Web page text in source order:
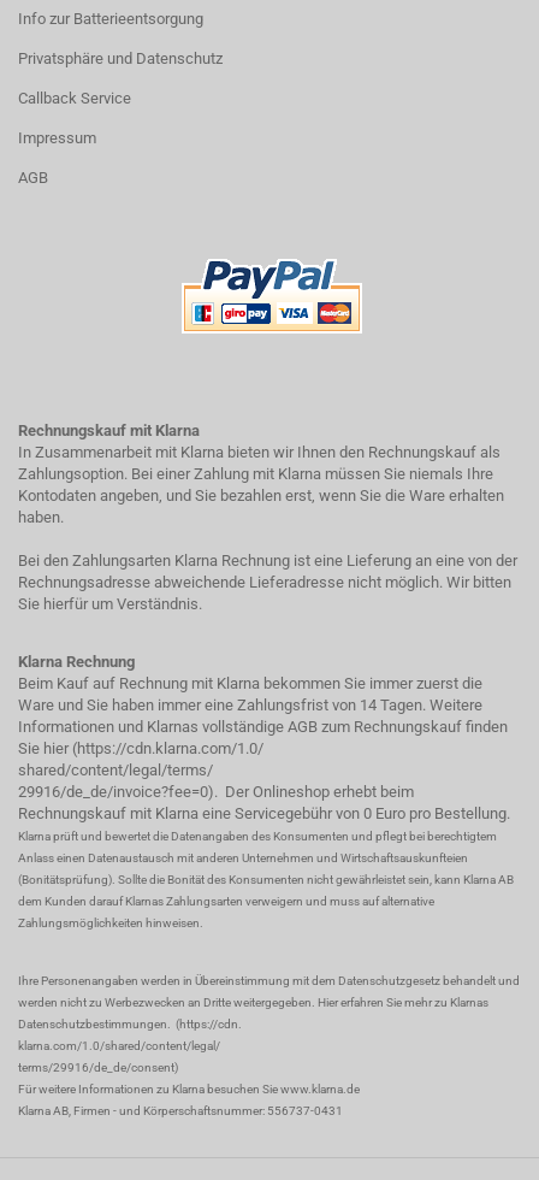
Info zur Batterieentsorgung
Privatsphäre und Datenschutz
Callback Service
Impressum
AGB
Rechnungskauf mit Klarna
In Zusammenarbeit mit Klarna bieten wir Ihnen den Rechnungskauf als
Zahlungsoption. Bei einer Zahlung mit Klarna müssen Sie niemals Ihre
Kontodaten angeben, und Sie bezahlen erst, wenn Sie die Ware erhalten
haben.
Bei den Zahlungsarten Klarna Rechnung ist eine Lieferung an eine von der
Rechnungsadresse abweichende Lieferadresse nicht möglich. Wir bitten
Sie hierfür um Verständnis.
Klarna Rechnung
Beim Kauf auf Rechnung mit Klarna bekommen Sie immer zuerst die
Ware und Sie haben immer eine Zahlungsfrist von 14 Tagen. Weitere
Informationen und Klarnas vollständige AGB zum Rechnungskauf finden
Sie hier (https://cdn.klarna.com/1.0/
shared/content/legal/terms/
29916/de_de/invoice?fee=0). Der Onlineshop erhebt beim
Rechnungskauf mit Klarna eine Servicegebühr von 0 Euro pro Bestellung.
Klarna prüft und bewertet die Datenangaben des Konsumenten und pflegt bei berechtigtem
Anlass einen Datenaustausch mit anderen Unternehmen und Wirtschaftsauskunfteien
(Bonitätsprüfung). Sollte die Bonität des Konsumenten nicht gewährleistet sein, kann Klarna AB
dem Kunden darauf Klarnas Zahlungsarten verweigern und muss auf alternative
Zahlungsmöglichkeiten hinweisen.
Ihre Personenangaben werden in Übereinstimmung mit dem Datenschutzgesetz behandelt und
werden nicht zu Werbezwecken an Dritte weitergegeben. Hier erfahren Sie mehr zu Klarnas
Datenschutzbestimmungen.
(https://cdn.
klarna.com/1.0/shared/content/legal/
terms/29916/de_de/consent)
Für weitere Informationen zu Klarna besuchen Siewww.klarna.de
Klarna AB, Firmen - und Körperschaftsnummer: 556737-0431